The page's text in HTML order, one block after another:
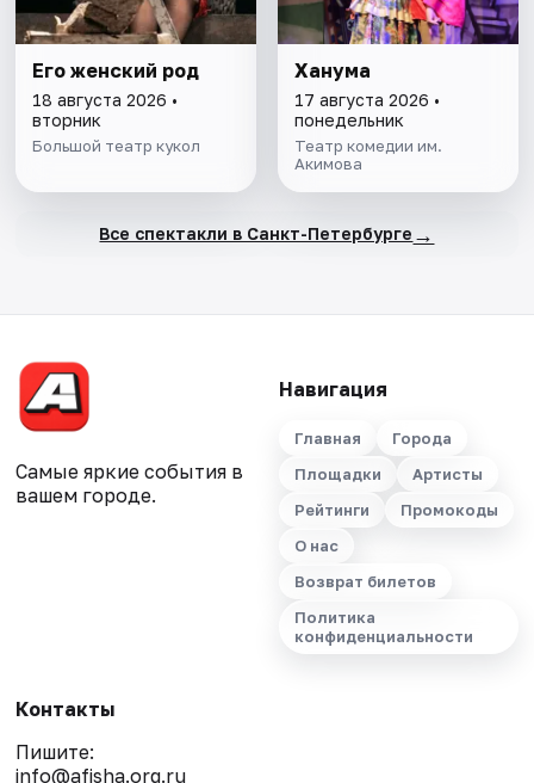
Его женский род
18 августа 2026 •
вторник
Большой театр кукол
Ханума
17 августа 2026 •
понедельник
Театр комедии им.
Акимова
Все спектакли в Санкт-Петербурге →
Самые яркие события в
вашем городе.
Навигация
Главная
Города
Площадки
Артисты
Рейтинги
Промокоды
О нас
Возврат билетов
Политика
конфиденциальности
Контакты
Пишите:
info@afisha.org.ru